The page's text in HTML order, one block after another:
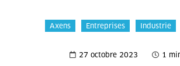
Axens Entreprises Industrie
27 octobre 2023 1